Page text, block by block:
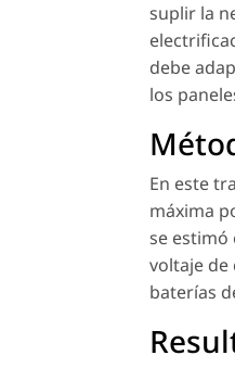
suplir la
debe
los
En este
máxima
se estimó
voltaje
baterías